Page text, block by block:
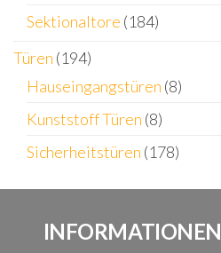
Sektionaltore (184)
Türen (194)
Hauseingangstüren (8)
Kunststoff Türen (8)
Sicherheitstüren (178)
INFORMATIONEN